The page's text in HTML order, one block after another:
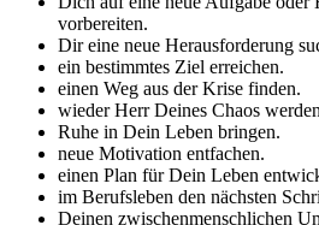
vorbereiten.
Dir eine neue Herausforderung
ein bestimmtes Ziel erreichen.
einen Weg aus der Krise finden.
wieder Herr Deines Chaos
Ruhe in Dein Leben bringen.
neue Motivation entfachen.
einen Plan für Dein Leben
im Berufsleben den nächsten
Deinen zwischenmenschlichen